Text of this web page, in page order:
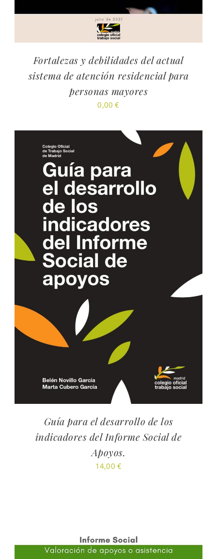
Fortalezas y debilidades del actual
sistema de atención residencial para
personas mayores
0,00€
Guía para el desarrollo de los
indicadores del Informe Social de
Apoyos.
14,00€